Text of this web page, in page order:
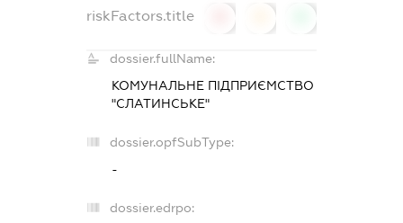
riskFactors.title
dossier.fullName:
КОМУНАЛЬНЕ ПІДПРИЄМСТВО
"СЛАТИНСЬКЕ"
dossier.opfSubType:
-
dossier.edrpo: